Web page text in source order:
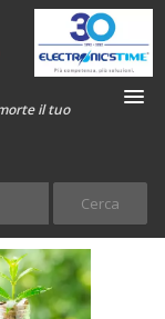
il tuo